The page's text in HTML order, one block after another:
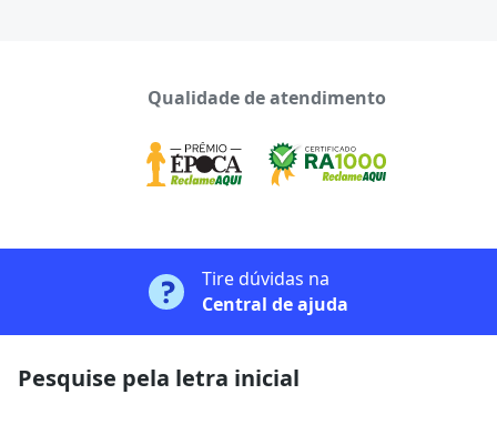
Qualidade de atendimento
Tire dúvidas na
Central de ajuda
Pesquise pela letra inicial